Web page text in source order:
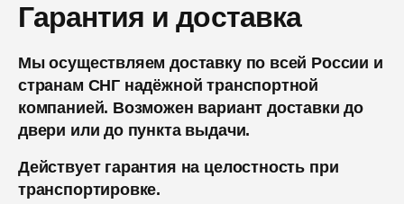
Гарантия и доставка
Мы осуществляем доставку по всей России и
странам СНГ надёжной транспортной
компанией. Возможен вариант доставки до
двери или до пункта выдачи.
Действует гарантия на целостность при
транспортировке.